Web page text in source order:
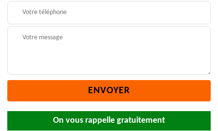
On vous rappelle gratuitement